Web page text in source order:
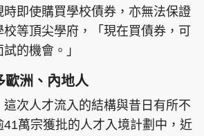
即使購買學校債券，亦無法保證
等頂尖學府，「現在買債券，可
的機會。」
歐洲、內地人
次人才流入的結構與昔日有所不
41萬宗獲批的人才入境計劃中，近